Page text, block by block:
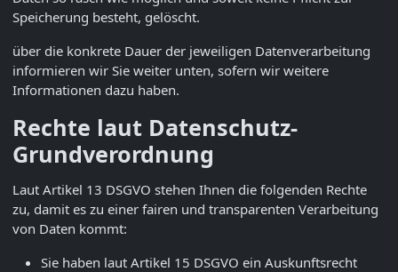
Speicherung besteht, gelöscht.
über die konkrete Dauer der jeweiligen Datenverarbeitung
informieren wir Sie weiter unten, sofern wir weitere
Informationen dazu haben.
Rechte laut Datenschutz-
Grundverordnung
Laut Artikel 13 DSGVO stehen Ihnen die folgenden Rechte
zu, damit es zu einer fairen und transparenten Verarbeitung
von Daten kommt:
Sie haben laut Artikel 15 DSGVO ein Auskunftsrecht